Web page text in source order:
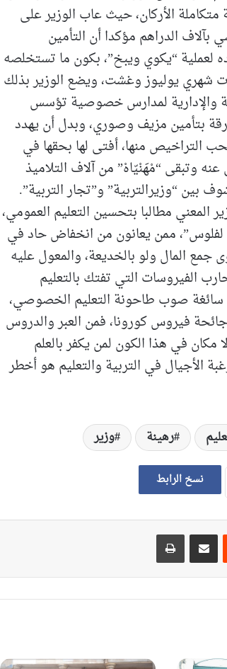
الأركان، حيث عاب الوزير على
الدراهم مؤكدا أن التأمين
في تجسيده لعملية “يكوي ويبخ”، بكون ما تستخلصه
شهري يوليوز وغشت، ويضع الوزير بذلك
والإدارية لمدارس خصوصية تؤسس
بتأمين مزيف وصوري، وبدل أن يهدد
التراخيص منها، أفتى لها بحقها في
وتبقى “مْهَنْيّاهْ” من آلاف التلاميذ
بين “وزيرالتربية” و”تجار التربية”.
مطالبا بتحسين التعليم العمومي،
ممن يعانون من انخفاض حاد في
المال ولو بالخديعة، والمعول عليه
الفيروسات التي تفتك بالتعليم
سائغة صوب طاحونة التعليم الخصوصي،
فيروس كورونا، فمن العبر والدروس
استخلاصها من تفشي وباء كوفيد 19 أنه لا مكان في هذا الكون لمن يكفر بالعلم
الأجيال في التربية والتعليم هو أخطر
رهينة وزير
نسخ الرابط